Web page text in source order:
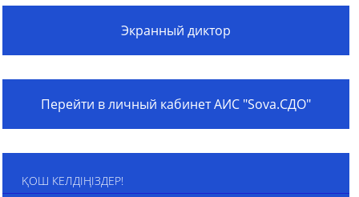
Экранный диктор
Перейти в личный кабинет АИС "Sova.СДО"
ҚОШ КЕЛДІҢІЗДЕР!